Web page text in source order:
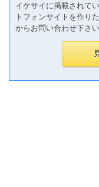
イケサイに掲載されて
トフォンサイトを作り
からお問い合わせ下さい